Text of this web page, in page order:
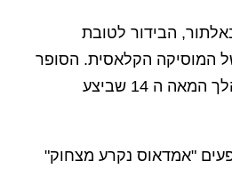
הבידור לטובת
המוסיקה הקלאסית. הסופר
והפילוסוף האיטלקי אומברטו אקו מספר בספר 'שם הורד' על סדרת רציחות במנזר במהלך המאה ה 14 שביצע
"אמדאוס נקרע מצחוק"